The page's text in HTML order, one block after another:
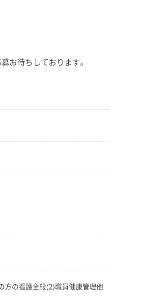
お待ちしております。
方の看護全般(2)職員健康管理他